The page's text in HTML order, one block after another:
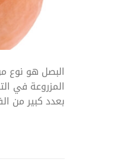
البصل هو نوع
المزروعة في
بعدد كبير من